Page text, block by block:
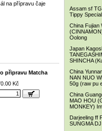
na přípravu čaje
připravu Matcha
Kč
Assam sf
Tippy Special
China Fujian
Oolong
Japan
SHINCHA
China
NAN NUO
50g (raw pu
China
MAO HOU
MONKEY)
Darjeeling ff
SUNGMA